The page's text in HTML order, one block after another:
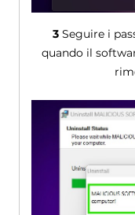
3 Seguire i
quando il